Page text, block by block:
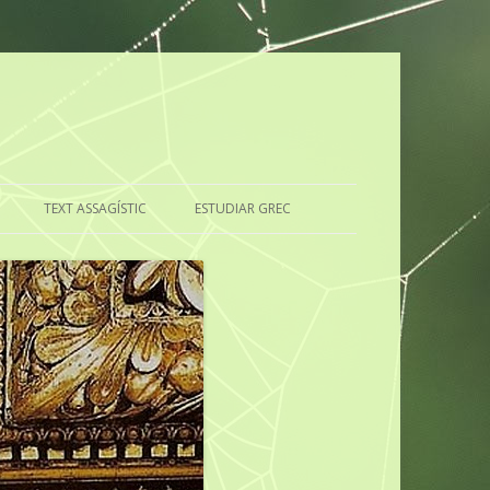
TEXT ASSAGÍSTIC
CUI PRODEST?
DEL LLATÍ, QUÈ EN PENSO?
PAGA LA PENA ESTUDIAR LLATÍ?
EL LLATÍ, MARE DE MOLTES DE
LES LLENGÜES EUROPEES
ACTUALS
ESTUDIAR GREC